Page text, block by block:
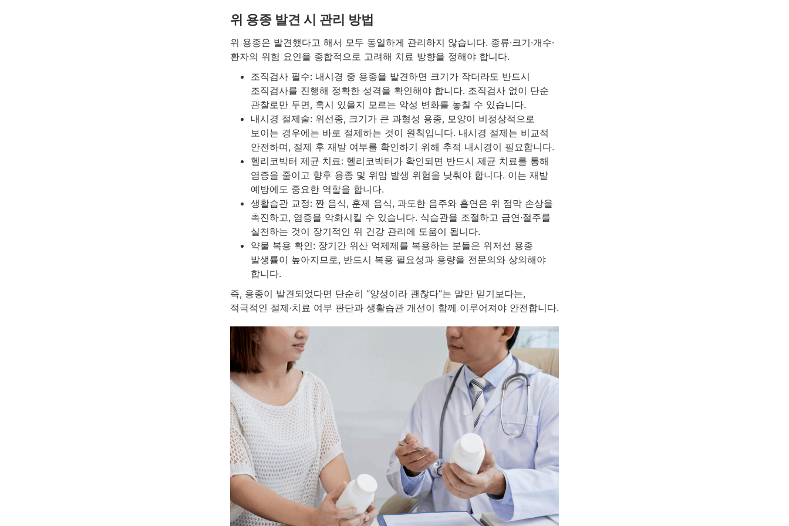
위 용종 발견 시 관리 방법
위 용종은 발견했다고 해서 모두 동일하게 관리하지 않습니다. 종류·크기·개수·
환자의 위험 요인을 종합적으로 고려해 치료 방향을 정해야 합니다.
조직검사 필수: 내시경 중 용종을 발견하면 크기가 작더라도 반드시
조직검사를 진행해 정확한 성격을 확인해야 합니다. 조직검사 없이 단순
관찰로만 두면, 혹시 있을지 모르는 악성 변화를 놓칠 수 있습니다.
내시경 절제술: 위선종, 크기가 큰 과형성 용종, 모양이 비정상적으로
보이는 경우에는 바로 절제하는 것이 원칙입니다. 내시경 절제는 비교적
안전하며, 절제 후 재발 여부를 확인하기 위해 추적 내시경이 필요합니다.
헬리코박터 제균 치료: 헬리코박터가 확인되면 반드시 제균 치료를 통해
염증을 줄이고 향후 용종 및 위암 발생 위험을 낮춰야 합니다. 이는 재발
예방에도 중요한 역할을 합니다.
생활습관 교정: 짠 음식, 훈제 음식, 과도한 음주와 흡연은 위 점막 손상을
촉진하고, 염증을 악화시킬 수 있습니다. 식습관을 조절하고 금연·절주를
실천하는 것이 장기적인 위 건강 관리에 도움이 됩니다.
약물 복용 확인: 장기간 위산 억제제를 복용하는 분들은 위저선 용종
발생률이 높아지므로, 반드시 복용 필요성과 용량을 전문의와 상의해야
합니다.
즉, 용종이 발견되었다면 단순히 “양성이라 괜찮다”는 말만 믿기보다는,
적극적인 절제·치료 여부 판단과 생활습관 개선이 함께 이루어져야 안전합니다.